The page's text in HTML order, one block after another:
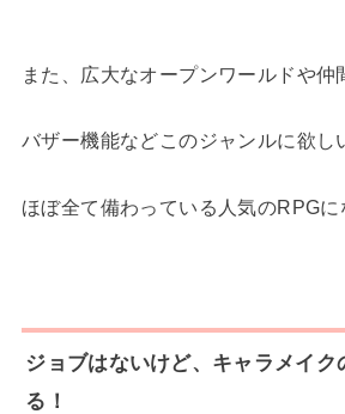
また、広大なオープンワールドや仲
バザー機能などこのジャンルに欲し
ほぼ全て備わっている人気のRPGに
ジョブはないけど、キャラメイク
る！